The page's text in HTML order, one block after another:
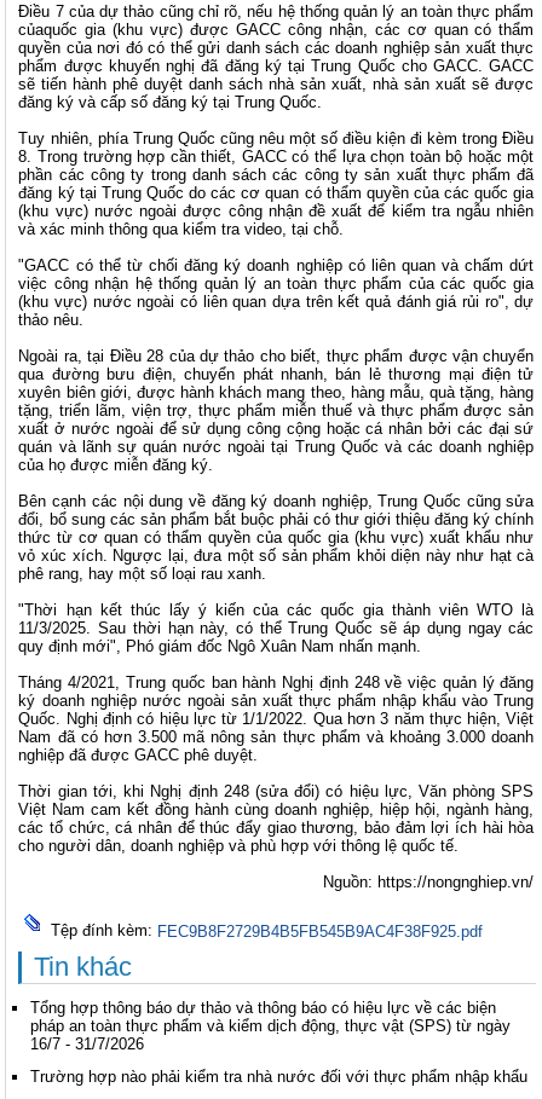
Điều 7 của dự thảo cũng chỉ rõ, nếu hệ thống quản lý an toàn thực phẩm
củaquốc gia (khu vực) được GACC công nhận, các cơ quan có thẩm
quyền của nơi đó có thể gửi danh sách các doanh nghiệp sản xuất thực
phẩm được khuyến nghị đã đăng ký tại Trung Quốc cho GACC. GACC
sẽ tiến hành phê duyệt danh sách nhà sản xuất, nhà sản xuất sẽ được
đăng ký và cấp số đăng ký tại Trung Quốc.
Tuy nhiên, phía Trung Quốc cũng nêu một số điều kiện đi kèm trong Điều
8. Trong trường hợp cần thiết, GACC có thể lựa chọn toàn bộ hoặc một
phần các công ty trong danh sách các công ty sản xuất thực phẩm đã
đăng ký tại Trung Quốc do các cơ quan có thẩm quyền của các quốc gia
(khu vực) nước ngoài được công nhận đề xuất để kiểm tra ngẫu nhiên
và xác minh thông qua kiểm tra video, tại chỗ.
"GACC có thể từ chối đăng ký doanh nghiệp có liên quan và chấm dứt
việc công nhận hệ thống quản lý an toàn thực phẩm của các quốc gia
(khu vực) nước ngoài có liên quan dựa trên kết quả đánh giá rủi ro", dự
thảo nêu.
Ngoài ra, tại Điều 28 của dự thảo cho biết, thực phẩm được vận chuyển
qua đường bưu điện, chuyển phát nhanh, bán lẻ thương mại điện tử
xuyên biên giới, được hành khách mang theo, hàng mẫu, quà tặng, hàng
tặng, triển lãm, viện trợ, thực phẩm miễn thuế và thực phẩm được sản
xuất ở nước ngoài để sử dụng công cộng hoặc cá nhân bởi các đại sứ
quán và lãnh sự quán nước ngoài tại Trung Quốc và các doanh nghiệp
của họ được miễn đăng ký.
Bên cạnh các nội dung về đăng ký doanh nghiệp, Trung Quốc cũng sửa
đổi, bổ sung các sản phẩm bắt buộc phải có thư giới thiệu đăng ký chính
thức từ cơ quan có thẩm quyền của quốc gia (khu vực) xuất khẩu như
vỏ xúc xích. Ngược lại, đưa một số sản phẩm khỏi diện này như hạt cà
phê rang, hay một số loại rau xanh.
"Thời hạn kết thúc lấy ý kiến của các quốc gia thành viên WTO là
11/3/2025. Sau thời hạn này, có thể Trung Quốc sẽ áp dụng ngay các
quy định mới", Phó giám đốc Ngô Xuân Nam nhấn mạnh.
Tháng 4/2021, Trung quốc ban hành Nghị định 248 về việc quản lý đăng
ký doanh nghiệp nước ngoài sản xuất thực phẩm nhập khẩu vào Trung
Quốc. Nghị định có hiệu lực từ 1/1/2022. Qua hơn 3 năm thực hiện, Việt
Nam đã có hơn 3.500 mã nông sản thực phẩm và khoảng 3.000 doanh
nghiệp đã được GACC phê duyệt.
Thời gian tới, khi Nghị định 248 (sửa đổi) có hiệu lực, Văn phòng SPS
Việt Nam cam kết đồng hành cùng doanh nghiệp, hiệp hội, ngành hàng,
các tổ chức, cá nhân để thúc đẩy giao thương, bảo đảm lợi ích hài hòa
cho người dân, doanh nghiệp và phù hợp với thông lệ quốc tế.
Nguồn: https://nongnghiep.vn/
Tệp đính kèm: FEC9B8F2729B4B5FB545B9AC4F38F925.pdf
Tin khác
Tổng hợp thông báo dự thảo và thông báo có hiệu lực về các biện
pháp an toàn thực phẩm và kiểm dịch động, thực vật (SPS) từ ngày
16/7 - 31/7/2026
Trường hợp nào phải kiểm tra nhà nước đối với thực phẩm nhập khẩu